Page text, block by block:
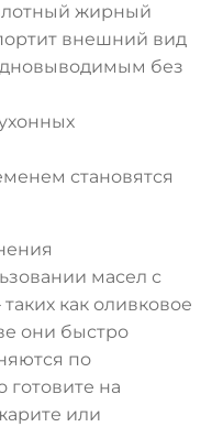
жирный
внешний вид
без
становятся
масел с
как оливковое
они быстро
по
на
или